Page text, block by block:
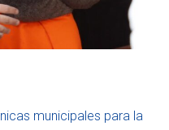
municipales para la